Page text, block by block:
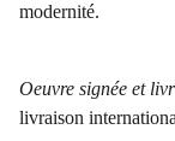
modernité.
Oeuvre signée et
livraison